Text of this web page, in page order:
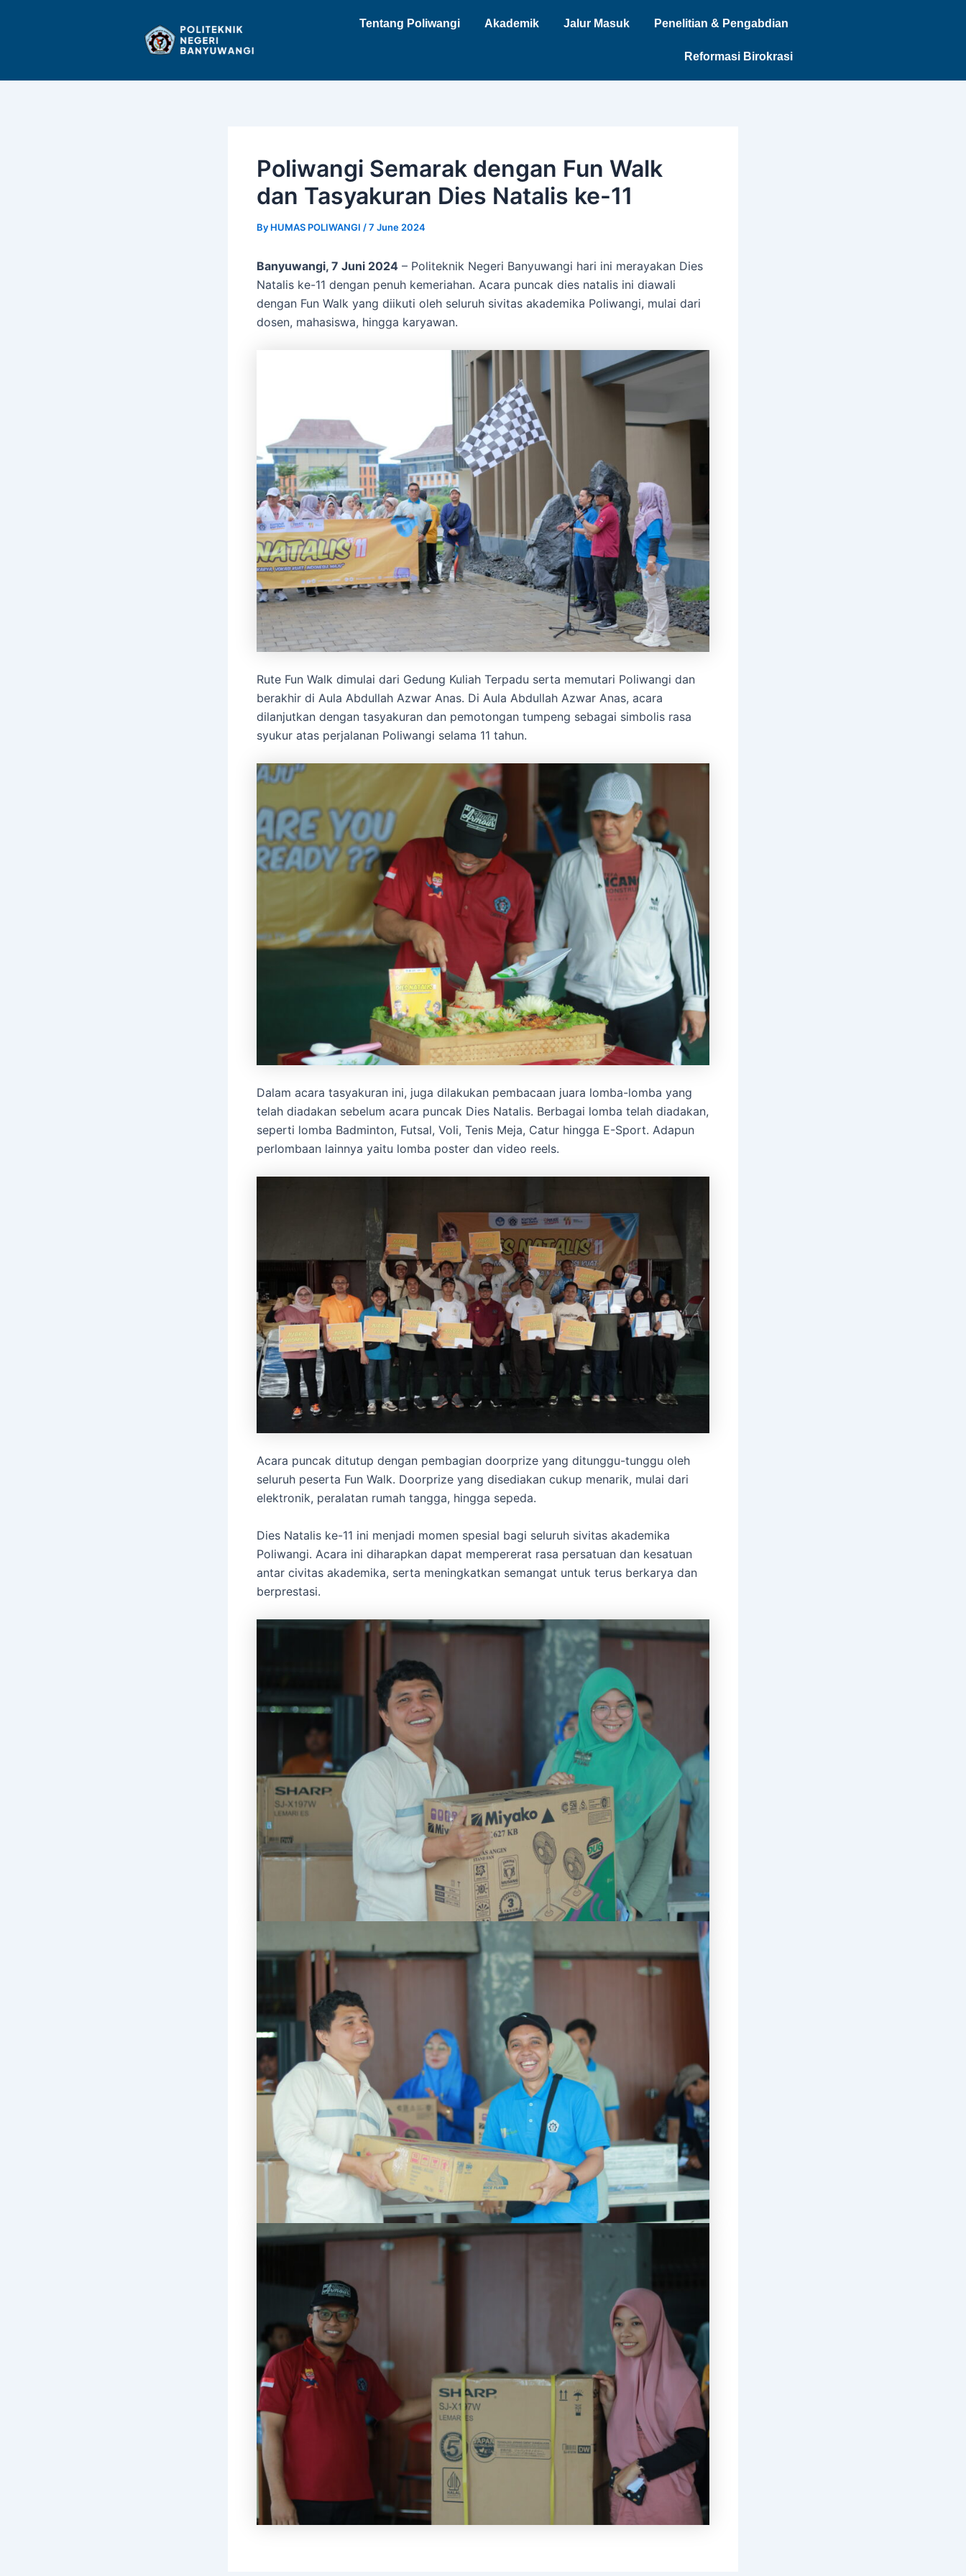
Tentang Poliwangi Akademik Jalur Masuk Penelitian & Pengabdian
Reformasi Birokrasi
Poliwangi Semarak dengan Fun Walk
dan Tasyakuran Dies Natalis ke-11
By HUMAS POLIWANGI /7 June 2024
Banyuwangi, 7 Juni 2024 – Politeknik Negeri Banyuwangi hari ini merayakan Dies
Natalis ke-11 dengan penuh kemeriahan. Acara puncak dies natalis ini diawali
dengan Fun Walk yang diikuti oleh seluruh sivitas akademika Poliwangi, mulai dari
dosen, mahasiswa, hingga karyawan.
Rute Fun Walk dimulai dari Gedung Kuliah Terpadu serta memutari Poliwangi dan
berakhir di Aula Abdullah Azwar Anas. Di Aula Abdullah Azwar Anas, acara
dilanjutkan dengan tasyakuran dan pemotongan tumpeng sebagai simbolis rasa
syukur atas perjalanan Poliwangi selama 11 tahun.
Dalam acara tasyakuran ini, juga dilakukan pembacaan juara lomba-lomba yang
telah diadakan sebelum acara puncak Dies Natalis. Berbagai lomba telah diadakan,
seperti lomba Badminton, Futsal, Voli, Tenis Meja, Catur hingga E-Sport. Adapun
perlombaan lainnya yaitu lomba poster dan video reels.
Acara puncak ditutup dengan pembagian doorprize yang ditunggu-tunggu oleh
seluruh peserta Fun Walk. Doorprize yang disediakan cukup menarik, mulai dari
elektronik, peralatan rumah tangga, hingga sepeda.
Dies Natalis ke-11 ini menjadi momen spesial bagi seluruh sivitas akademika
Poliwangi. Acara ini diharapkan dapat mempererat rasa persatuan dan kesatuan
antar civitas akademika, serta meningkatkan semangat untuk terus berkarya dan
berprestasi.
navigation